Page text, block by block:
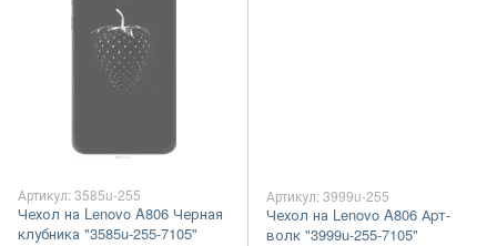
Артикул: 3585u-255
Чехол на Lenovo A806 Черная
клубника "3585u-255-7105"
Артикул: 3999u-255
Чехол на Lenovo A806 Арт-
волк "3999u-255-7105"